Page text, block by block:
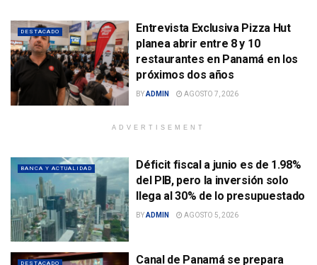
DESTACADO
Entrevista Exclusiva Pizza Hut
planea abrir entre 8 y 10
restaurantes en Panamá en los
próximos dos años
BYADMIN AGOSTO 7, 2026
ADVERTISEMENT
BANCA Y ACTUALIDAD
Déficit fiscal a junio es de 1.98%
del PIB, pero la inversión solo
llega al 30% de lo presupuestado
BYADMIN AGOSTO 5, 2026
DESTACADO
Canal de Panamá se prepara